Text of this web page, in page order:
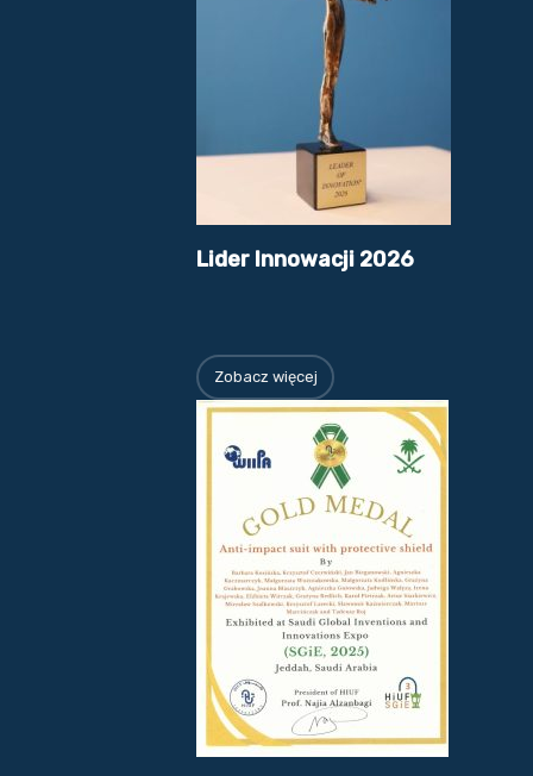
Lider Innowacji 2026
Zobacz więcej